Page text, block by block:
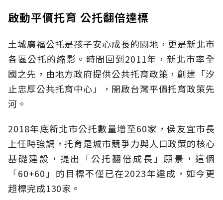
啟動平價托育 公托翻倍達標
土城廣福公托是孩子安心成長的園地，更是新北市
各區公托的縮影。時間回到2011年，新北市率全
國之先，由地方政府提供公共托育政策，創建「汐
止忠厚公共托育中心」，開啟台灣平價托育政策先
河。
2018年底新北市公托數量增至60家，侯友宜市長
上任時強調，托育是城市競爭力與人口政策的核心
基礎建設，提出「公托翻倍成長」願景，這個
「60+60」的目標不僅已在2023年達成，如今更
超標完成130家。